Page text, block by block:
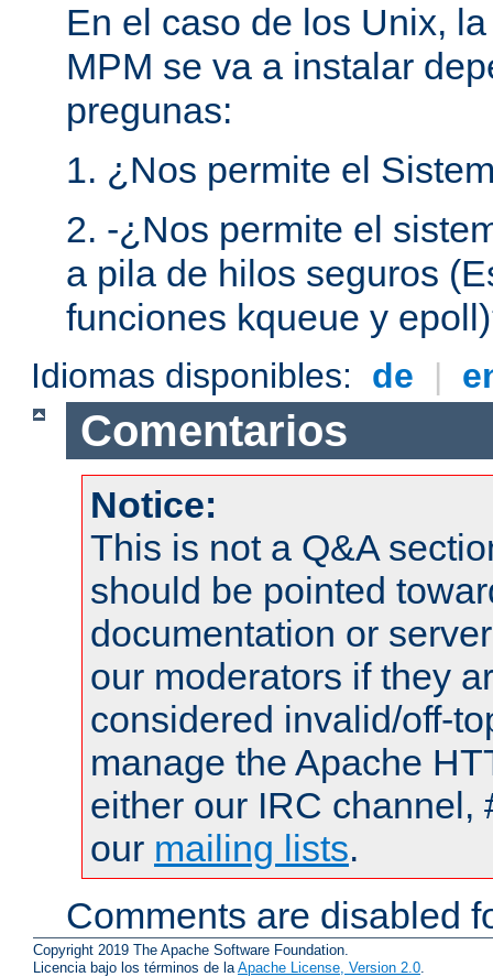
En el caso de los Unix,
MPM se va a instalar
pregunas:
1. ¿Nos permite el
2. -¿Nos permite el
a pila de hilos seguros
funciones kqueue y
Idiomas disponibles: de |
Comentarios
Notice:
This is not a Q&A
should be pointed
documentation or
our moderators if they
considered invalid/off-
manage the Apache
either our IRC channel,
our mailing lists.
Comments are disabled
Copyright 2019 The Apache Software Foundation.
Licencia bajo los términos de la Apache License, Version 2.0